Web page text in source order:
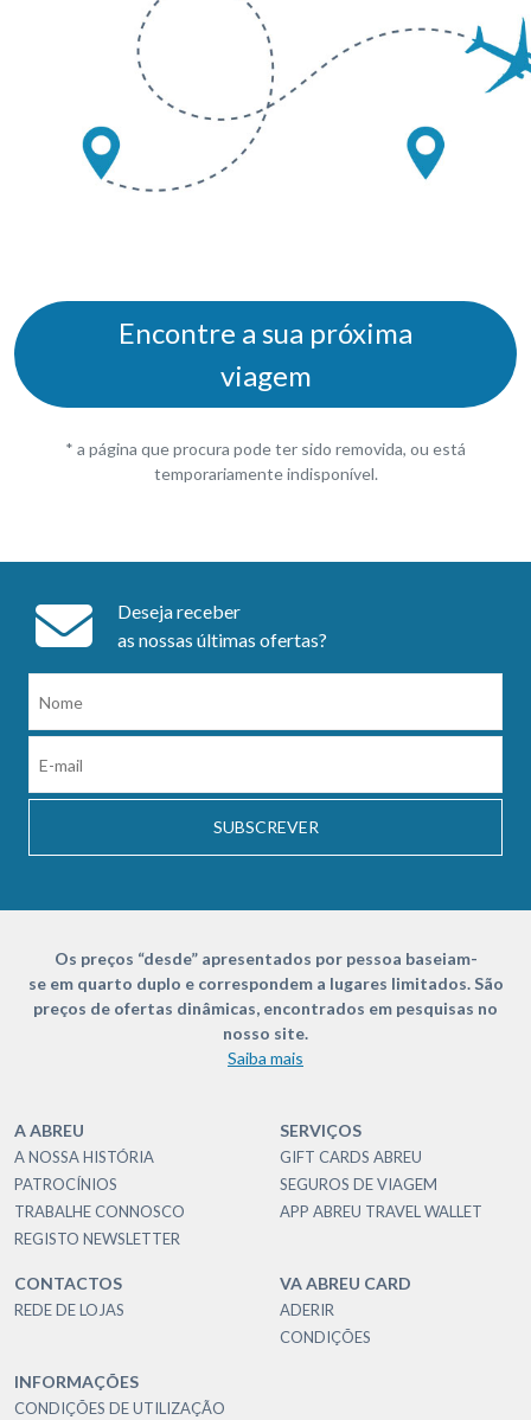
Encontre a sua próxima
viagem
* a página que procura pode ter sido removida, ou está
temporariamente indisponível.
Deseja receber
as nossas últimas ofertas?
SUBSCREVER
Os preços “desde” apresentados por pessoa baseiam-
se em quarto duplo e correspondem a lugares limitados. São
preços de ofertas dinâmicas, encontrados em pesquisas no
nosso site.
Saiba mais
A ABREU
A NOSSA HISTÓRIA
PATROCÍNIOS
TRABALHE CONNOSCO
REGISTO NEWSLETTER
SERVIÇOS
GIFT CARDS ABREU
SEGUROS DE VIAGEM
APP ABREU TRAVEL WALLET
CONTACTOS
REDE DE LOJAS
VA ABREU CARD
ADERIR
CONDIÇÕES
INFORMAÇÕES
CONDIÇÕES DE UTILIZAÇÃO